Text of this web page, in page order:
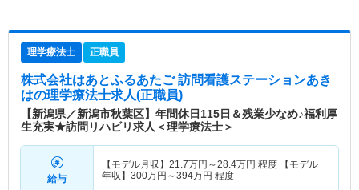
理学療法士 正職員
株式会社はあとふるあたご 訪問看護ステーションあき
はの理学療法士求人(正職員)
【新潟県／新潟市秋葉区】年間休日115日＆残業少なめ♪福利厚
生充実★訪問リハビリ求人＜理学療法士＞
給与
【モデル月収】 21.7万円～28.4万円 程度 【モデル
年収】 300万円～394万円 程度